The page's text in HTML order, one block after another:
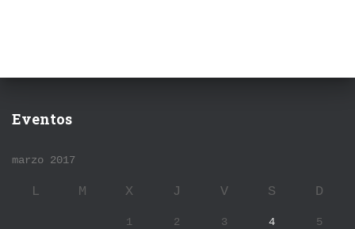
Eventos
marzo 2017
L M X J V S D
1 2 3 4 5